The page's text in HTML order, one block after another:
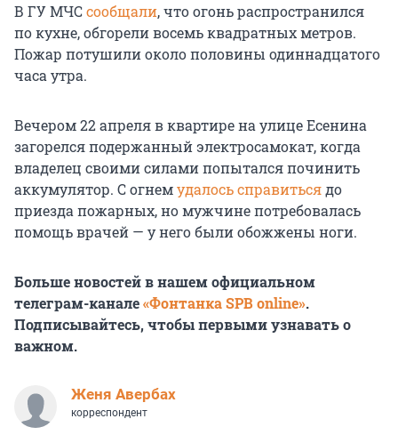
В ГУ МЧСсообщали, что огонь распространился
по кухне, обгорели восемь квадратных метров.
Пожар потушили около половины одиннадцатого
часа утра.
Вечером 22 апреля в квартире на улице Есенина
загорелся подержанный электросамокат, когда
владелец своими силами попытался починить
аккумулятор. С огнемудалось справитьсядо
приезда пожарных, но мужчине потребовалась
помощь врачей — у него были обожжены ноги.
Больше новостей в нашем официальном
телеграм-канале«Фонтанка SPB online».
Подписывайтесь, чтобы первыми узнавать о
важном.
Женя Авербах
корреспондент